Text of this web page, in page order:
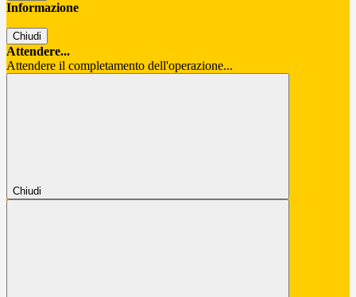
Informazione
Chiudi
Attendere...
Attendere il completamento dell'operazione...
Chiudi